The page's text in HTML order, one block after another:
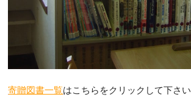
寄贈図書一覧はこちらをクリックして下さい